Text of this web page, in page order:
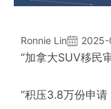
Ronnie Lin
“加拿大SUV移民
“积压3.8万份申